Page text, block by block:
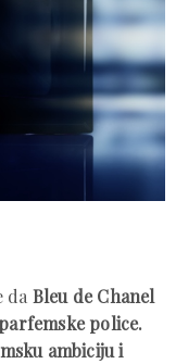
da Bleu de Chanel
police.
ambiciju i